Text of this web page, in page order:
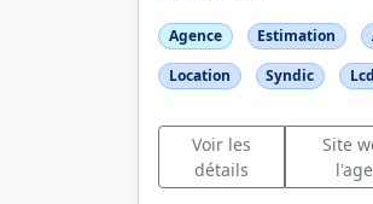
Agence Estimation
Location
Syndic Lcd
Voir les
détails
Site